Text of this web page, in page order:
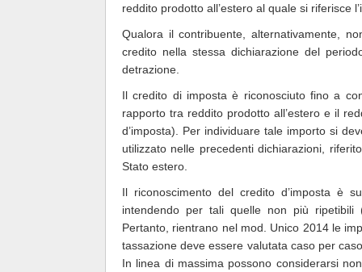
reddito prodotto all’estero al quale si riferisce
Qualora il contribuente, alternativamente,
credito nella stessa dichiarazione del
detrazione.
Il credito di imposta è riconosciuto fino a
rapporto tra reddito prodotto all’estero e il
d’imposta). Per individuare tale importo si
utilizzato nelle precedenti dichiarazioni,
Stato estero.
Il riconoscimento del credito d’imposta è
intendendo per tali quelle non più ripetibili
Pertanto, rientrano nel mod. Unico 2014 le
tassazione deve essere valutata caso per
In linea di massima possono considerarsi